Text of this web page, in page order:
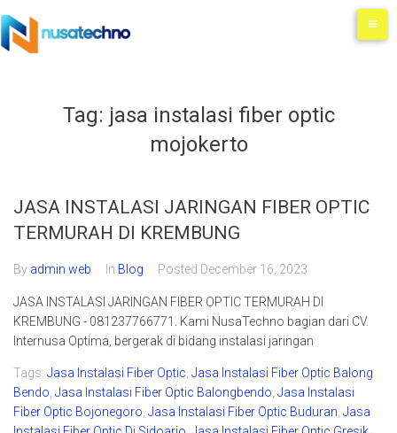
Tag: jasa instalasi fiber optic
mojokerto
JASA INSTALASI JARINGAN FIBER OPTIC
TERMURAH DI KREMBUNG
By admin web In Blog Posted December 16, 2023
JASA INSTALASI JARINGAN FIBER OPTIC TERMURAH DI
KREMBUNG - 081237766771. Kami NusaTechno bagian dari CV.
Internusa Optima, bergerak di bidang instalasi jaringan
Tags: Jasa Instalasi Fiber Optic Jasa Instalasi Fiber Optic Balong
Bendo Jasa Instalasi Fiber Optic Balongbendo Jasa Instalasi
Fiber Optic Bojonegoro Jasa Instalasi Fiber Optic Buduran Jasa